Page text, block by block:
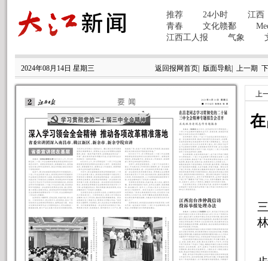
2024年08月14日 星期三 返回报网首页| 版面导航| 上一期
上